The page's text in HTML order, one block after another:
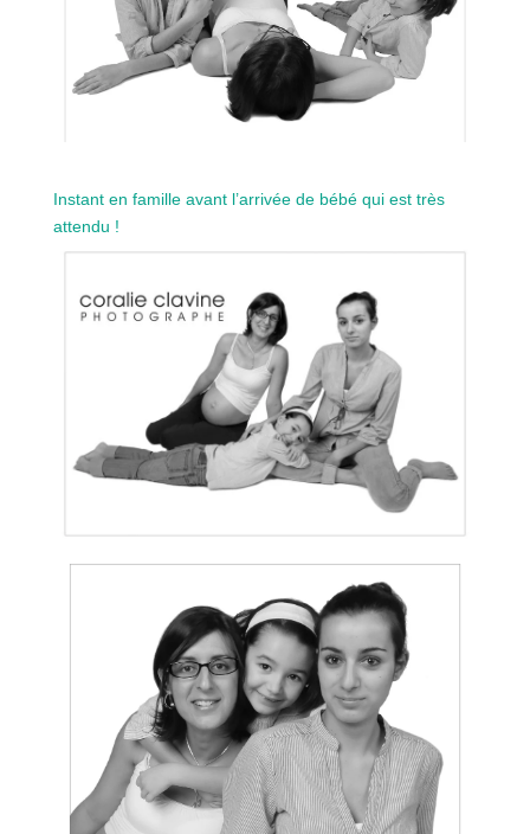
Instant en famille avant l’arrivée de bébé qui est très
attendu !